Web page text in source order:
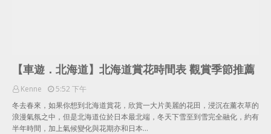
【車遊．北海道】北海道賞花時間表 觀賞季節推薦
Kenne
5:52 下午
冬去春來，如果你想到北海道賞花，欣賞一大片美麗的花田，浸沉在薰衣草的
浪漫氣氛之中，但是北海道位於日本最北端，冬天下雪至到雪完全融化，約有
半年時間，加上氣候變化與花期亦和日本…